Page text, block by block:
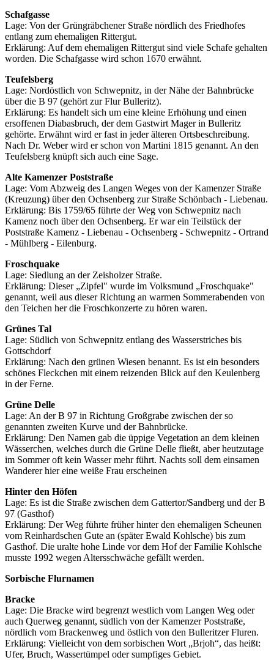
Schafgasse
Lage: Von der Grüngräbchener Straße nördlich des Friedhofes
entlang zum ehemaligen Rittergut.
Erklärung: Auf dem ehemaligen Rittergut sind viele Schafe gehalten
worden. Die Schafgasse wird schon 1670 erwähnt.
Teufelsberg
Lage: Nordöstlich von Schwepnitz, in der Nähe der Bahnbrücke
über die B 97 (gehört zur Flur Bulleritz).
Erklärung: Es handelt sich um eine kleine Erhöhung und einen
ersoffenen Diabasbruch, der dem Gastwirt Mager in Bulleritz
gehörte. Erwähnt wird er fast in jeder älteren Ortsbeschreibung.
Nach Dr. Weber wird er schon von Martini 1815 genannt. An den
Teufelsberg knüpft sich auch eine Sage.
Alte Kamenzer Poststraße
Lage: Vom Abzweig des Langen Weges von der Kamenzer Straße
(Kreuzung) über den Ochsenberg zur Straße Schönbach - Liebenau.
Erklärung: Bis 1759/65 führte der Weg von Schwepnitz nach
Kamenz noch über den Ochsenberg. Er war ein Teilstück der
Poststraße Kamenz - Liebenau - Ochsenberg - Schwepnitz - Ortrand
- Mühlberg - Eilenburg.
Froschquake
Lage: Siedlung an der Zeisholzer Straße.
Erklärung: Dieser „Zipfel" wurde im Volksmund „Froschquake"
genannt, weil aus dieser Richtung an warmen Sommerabenden von
den Teichen her die Froschkonzerte zu hören waren.
Grünes Tal
Lage: Südlich von Schwepnitz entlang des Wasserstriches bis
Gottschdorf
Erklärung: Nach den grünen Wiesen benannt. Es ist ein besonders
schönes Fleckchen mit einem reizenden Blick auf den Keulenberg
in der Ferne.
Grüne Delle
Lage: An der B 97 in Richtung Großgrabe zwischen der so
genannten zweiten Kurve und der Bahnbrücke.
Erklärung: Den Namen gab die üppige Vegetation an dem kleinen
Wässerchen, welches durch die Grüne Delle fließt, aber heutzutage
im Sommer oft kein Wasser mehr führt. Nachts soll dem einsamen
Wanderer hier eine weiße Frau erscheinen
Hinter den Höfen
Lage: Es ist die Straße zwischen dem Gattertor/Sandberg und der B
97 (Gasthof)
Erklärung: Der Weg führte früher hinter den ehemaligen Scheunen
vom Reinhardschen Gute an (später Ewald Kohlsche) bis zum
Gasthof. Die uralte hohe Linde vor dem Hof der Familie Kohlsche
musste 1992 wegen Altersschwäche gefällt werden.
Sorbische Flurnamen
Bracke
Lage: Die Bracke wird begrenzt westlich vom Langen Weg oder
auch Querweg genannt, südlich von der Kamenzer Poststraße,
nördlich vom Brackenweg und östlich von den Bulleritzer Fluren.
Erklärung: Vielleicht von dem sorbischen Wort „Brjoh“, das heißt:
Ufer, Bruch, Wassertümpel oder sumpfiges Gebiet.